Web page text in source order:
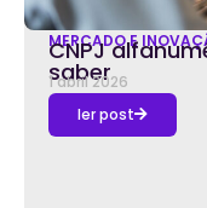
MERCADO E
CNPJ
saber
1 abril 2026
ler post